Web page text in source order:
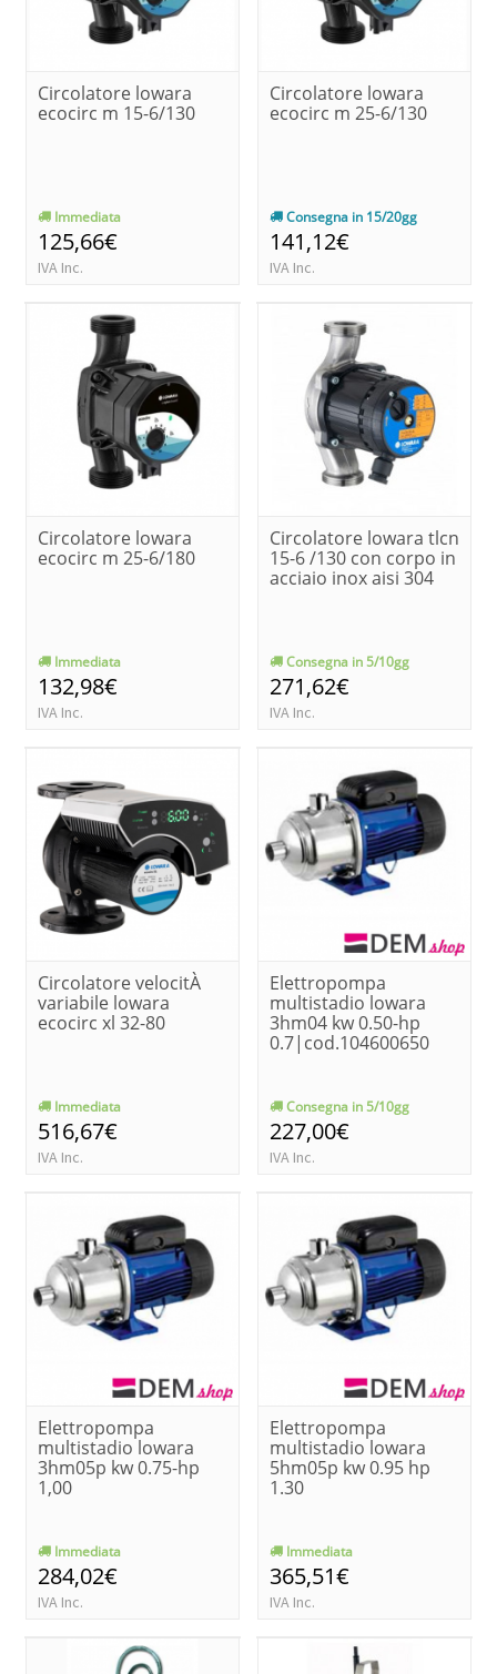
Circolatore lowara
ecocirc m 15-6/130
Immediata
125,66€
IVA Inc.
Circolatore lowara
ecocirc m 25-6/130
Consegna in 15/20gg
141,12€
IVA Inc.
Circolatore lowara
ecocirc m 25-6/180
Immediata
132,98€
IVA Inc.
Circolatore lowara tlcn
15-6 /130 con corpo in
acciaio inox aisi 304
Consegna in 5/10gg
271,62€
IVA Inc.
Circolatore velocitÀ
variabile lowara
ecocirc xl 32-80
Immediata
516,67€
IVA Inc.
Elettropompa
multistadio lowara
3hm04 kw 0.50-hp
0.7|cod.104600650
Consegna in 5/10gg
227,00€
IVA Inc.
Elettropompa
multistadio lowara
3hm05p kw 0.75-hp
1,00
Immediata
284,02€
IVA Inc.
Elettropompa
multistadio lowara
5hm05p kw 0.95 hp
1.30
Immediata
365,51€
IVA Inc.